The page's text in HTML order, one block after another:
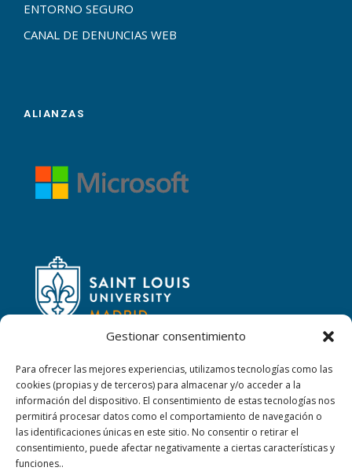
Gestionar consentimiento
Para ofrecer las mejores experiencias, utilizamos tecnologías como las
cookies (propias y de terceros) para almacenar y/o acceder a la
información del dispositivo. El consentimiento de estas tecnologías nos
permitirá procesar datos como el comportamiento de navegación o
las identificaciones únicas en este sitio. No consentir o retirar el
consentimiento, puede afectar negativamente a ciertas características y
funciones..
ENTORNO SEGURO
CANAL DE DENUNCIAS WEB
ALIANZAS
CONTACTAR
Calle San Ignacio, 2,
06220 Villafranca de los Barros (Badajoz)